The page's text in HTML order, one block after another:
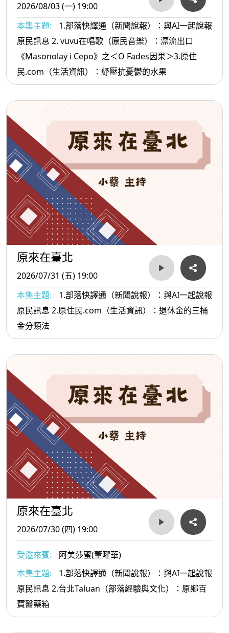
2026/08/03 (一) 19:00
本集主題:
1.部落快譯通（新聞說報）：與AI一起說報
原民訊息 2. vuvu在唱歌（原民音樂）：漂流出口
《Masonolay i Cepo》之＜O Fades因果＞3.原住
民.com（生活資訊）：紓壓抗憂鬱的水果
原來在臺北
2026/07/31 (五) 19:00
本集主題:
1.部落快譯通（新聞說報）：與AI一起說報
原民訊息 2.原住民.com（生活資訊）：退休金的三桶
金分類法
原來在臺北
2026/07/30 (四) 19:00
受邀來賓:
阿美莎蜜(董曜華)
本集主題:
1.部落快譯通（新聞說報）：與AI一起說報
原民訊息 2.台北Taluan（部落經驗與文化）：原鄉百
寶醫藥箱